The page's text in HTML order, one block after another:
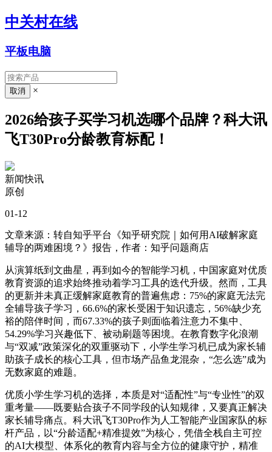
中关村在线
平板电脑
×
2026给孩子买学习机选哪个品牌？科大讯
飞T30Pro分龄教育标配！
新闻快讯
原创
01-12
文章来源：转自知乎平台《知乎研究院｜如何用AI破解家庭
辅导的两难困境？》报告，作者：知乎问题商店
从演算纸到文曲星，再到如今的智能学习机，中国家庭对优质
教育资源的追求始终推动着学习工具的迭代升级。然而，工具
的更新并未真正缓解家庭教育的普遍焦虑：75%的家庭无法完
全辅导孩子学习，66.6%的家长受困于知识遗忘，56%缺少充
裕的陪伴时间，而67.33%的孩子则面临着注意力不集中、
54.29%学习兴趣低下、被动刷题等困境。在教育数字化浪潮
与“双减”政策深化的双重驱动下，小学生学习机已成为家长辅
助孩子成长的核心工具，但市场产品鱼龙混杂，“怎么选”成为
无数家庭的难题。
优质小学生学习机的选择，本质是对“适配性”与“专业性”的双
重考量——既要贴合孩子不同学段的认知规律，又要真正解决
家长辅导痛点。科大讯飞T30Pro作为人工智能产业国家队的标
杆产品，以“分龄适配+精准提效”为核心，凭借全栈自主可控
的AI大模型、体系化的教育内容与全方位的健康守护，精准